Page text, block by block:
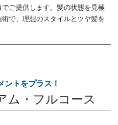
ご提供します。髪の状態を見極
で、理想のスタイルとツヤ髪を
ントをプラス！
ム・フルコース